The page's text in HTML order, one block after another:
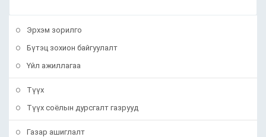
Эрхэм зорилго
Бүтэц зохион байгуулалт
Үйл ажиллагаа
Түүх
Түүх соёлын дурсгалт газрууд
Газар ашиглалт